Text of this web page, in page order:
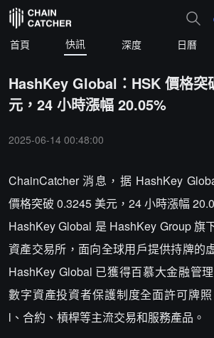
首頁 快訊 深度 日曆
HashKey Global：HSK 價格突
元，24 小時漲幅 20.05%
2025-06-14 00:48:00
ChainCatcher 消息，据 HashKey
價格突破 0.3245 美元，24 小時漲幅
HashKey Global 是 HashKey Group 旗
資產交易所，面向全球用戶提供持牌的
HashKey Global 已獲得百慕大金融管
數字資產投資者保護制度全面許可牌
l、合約、槓桿等主流交易和服務產品。